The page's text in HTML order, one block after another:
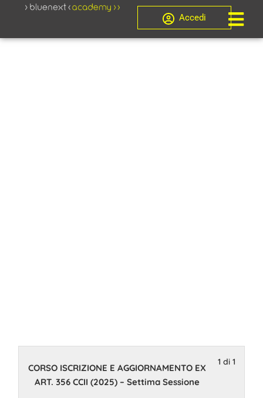
Accedi
Settima
Sessione
1 di 1
CORSO ISCRIZIONE E AGGIORNAMENTO EX
ART. 356 CCII (2025) – Settima Sessione